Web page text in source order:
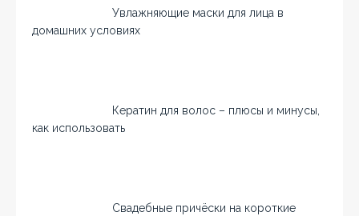
Увлажняющие маски для лица в
домашних условиях
Кератин для волос – плюсы и минусы,
как использовать
Свадебные причёски на короткие